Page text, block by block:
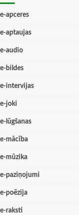
e-apceres
e-aptaujas
e-audio
e-bildes
e-intervijas
e-joki
e-lūgšanas
e-mācība
e-mūzika
e-paziņojumi
e-poēzija
e-raksti